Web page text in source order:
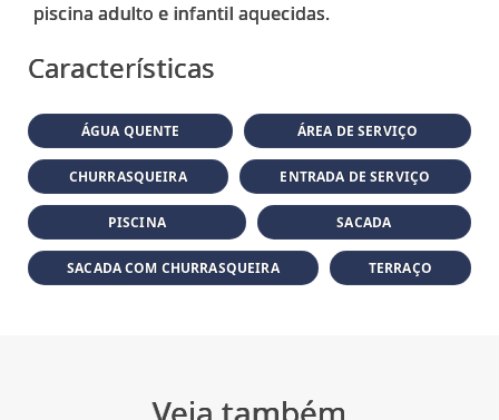
Características
ÁGUA QUENTE ÁREA DE SERVIÇO
CHURRASQUEIRA ENTRADA DE SERVIÇO
PISCINA SACADA
SACADA COM CHURRASQUEIRA TERRAÇO